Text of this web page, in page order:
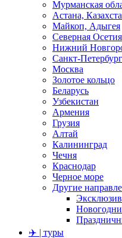
Мурманская
Астана,
Майкоп, Адыгея
Северная Осетия
Нижний
Санкт-Петербург
Москва
Золотое кольцо
Беларусь
Узбекистан
Армения
Грузия
Алтай
Калининград
Чечня
Краснодар
Черное море
Другие
✈️ | туры